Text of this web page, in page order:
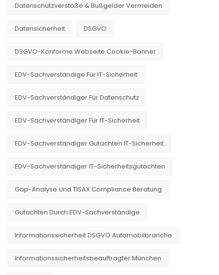
Datenschutzverstöße & Bußgelder Vermeiden
Datensicherheit DSGVO
DSGVO-Konforme Webseite Cookie-Banner
EDV-Sachverständige Für IT-Sicherheit
EDV-Sachverständiger Für Datenschutz
EDV-Sachverständiger Für IT-Sicherheit
EDV-Sachverständiger Gutachten IT-Sicherheit
EDV-Sachverständiger IT-Sicherheitsgutachten
Gap-Analyse Und TISAX Compliance Beratung
Gutachten Durch EDV-Sachverständige
Informationssicherheit DSGVO Automobilbranche
Informationssicherheitsbeauftragter München